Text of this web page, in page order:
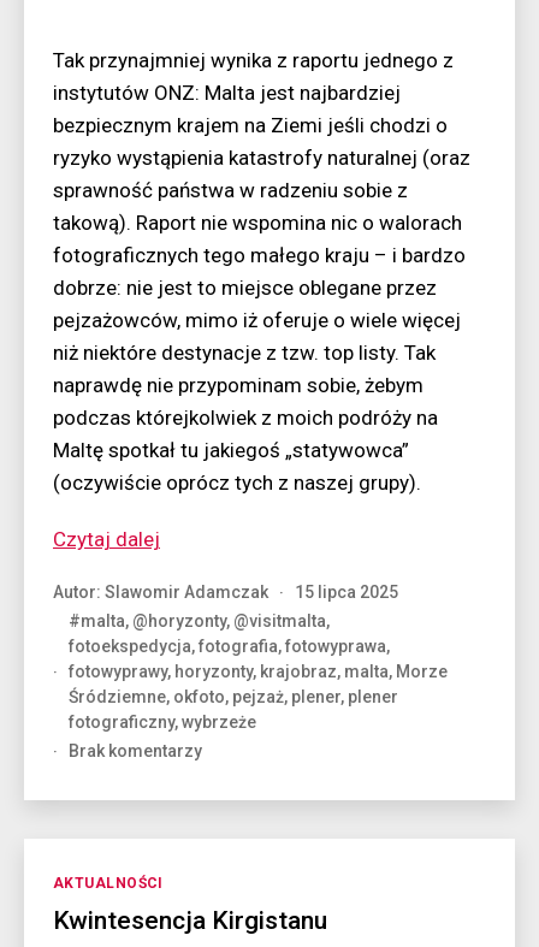
Tak przynajmniej wynika z raportu jednego z
instytutów ONZ: Malta jest najbardziej
bezpiecznym krajem na Ziemi jeśli chodzi o
ryzyko wystąpienia katastrofy naturalnej (oraz
sprawność państwa w radzeniu sobie z
takową). Raport nie wspomina nic o walorach
fotograficznych tego małego kraju – i bardzo
dobrze: nie jest to miejsce oblegane przez
pejzażowców, mimo iż oferuje o wiele więcej
niż niektóre destynacje z tzw. top listy. Tak
naprawdę nie przypominam sobie, żebym
podczas którejkolwiek z moich podróży na
Maltę spotkał tu jakiegoś „statywowca”
(oczywiście oprócz tych z naszej grupy).
Czytaj dalej
najbezpieczniejszy
kraj
świata”
Autor: Slawomir Adamczak
15 lipca 2025
#malta, @horyzonty, @visitmalta,
fotoekspedycja,fotografia,fotowyprawa,
fotowyprawy, horyzonty, krajobraz, malta, Morze
Śródziemne, okfoto, pejzaż, plener, plener
fotograficzny,wybrzeże
Brak komentarzydo
–
Kategorie
AKTUALNOŚCI
Kwintesencja Kirgistanu